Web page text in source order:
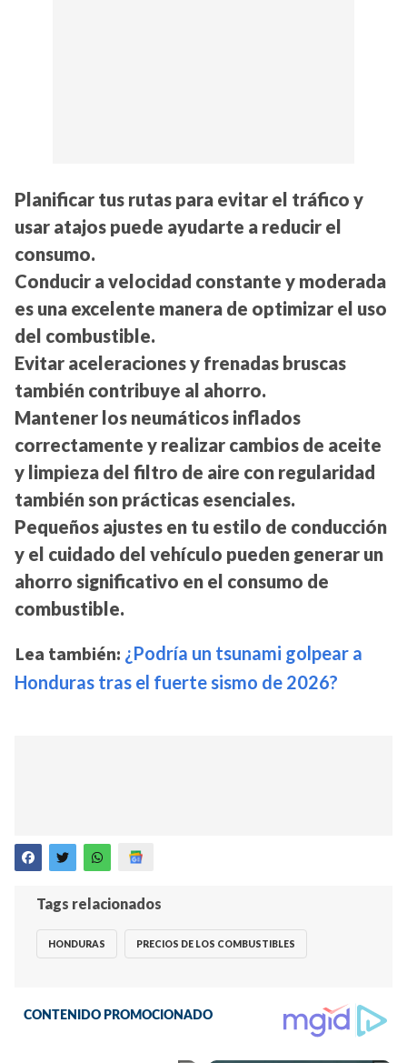
Planificar tus rutas para evitar el tráfico y
usar atajos puede ayudarte a reducir el
consumo.
Conducir a velocidad constante y moderada
es una excelente manera de optimizar el uso
del combustible.
Evitar aceleraciones y frenadas bruscas
también contribuye al ahorro.
Mantener los neumáticos inflados
correctamente y realizar cambios de aceite
y limpieza del filtro de aire con regularidad
también son prácticas esenciales.
Pequeños ajustes en tu estilo de conducción
y el cuidado del vehículo pueden generar un
ahorro significativo en el consumo de
combustible.
Lea también: ¿Podría un tsunami golpear a
Honduras tras el fuerte sismo de 2026?
Tags relacionados
HONDURAS PRECIOS DE LOS COMBUSTIBLES